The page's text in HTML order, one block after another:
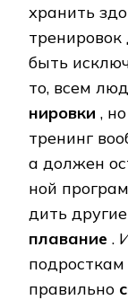
хра­нить
быть
то, всем
ни­ров­ки ,
тренинг
а дол­жен
ной
дить
плавание .
правильно